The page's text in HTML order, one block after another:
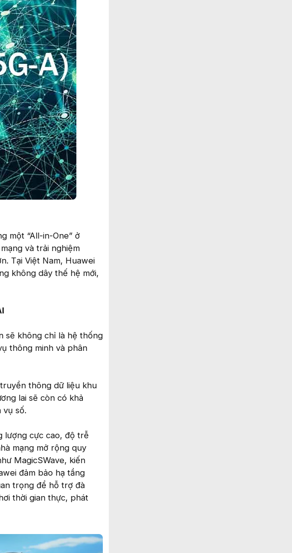
một “All-in-One” ở
và trải nghiệm
Tại Việt Nam, Huawei
không dây thế hệ mới,
sẽ không chỉ là hệ thống
thông minh và phân
thông dữ liệu khu
lai sẽ còn có khả
vụ số.
lượng cực cao, độ trễ
mạng mở rộng quy
MagicSWave, kiến
đảm bảo hạ tầng
trọng để hỗ trợ đà
thời gian thực, phát